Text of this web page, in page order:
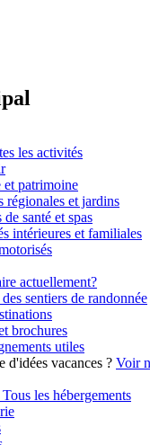
les activités
et patrimoine
régionales et jardins
de santé et spas
intérieures et familiales
actuellement?
sentiers de randonnée
brochures
utiles
d'idées vacances ? Voir
Tous les hébergements